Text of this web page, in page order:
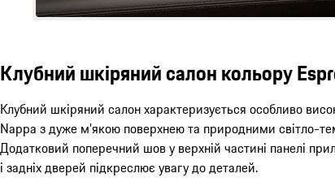
Клубний шкіряний салон кольору
Клубний шкіряний салон характеризується особливо
Nappa з дуже м’якою поверхнею та природними світло-
Додатковий поперечний шов у верхній частині панелі
і задніх дверей підкреслює увагу до деталей.